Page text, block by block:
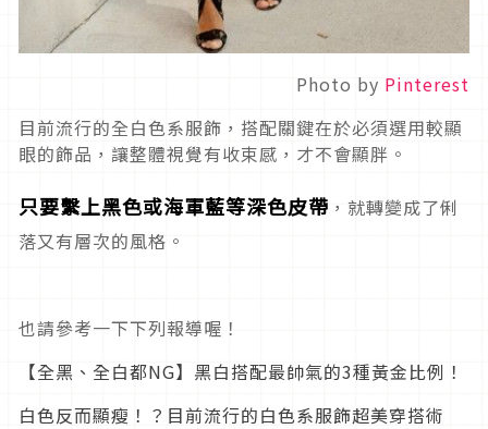
Photo by Pinterest
目前流行的全白色系服飾，搭配關鍵在於必須選用較顯
眼的飾品，讓整體視覺有收束感，才不會顯胖。
只要繫上黑色或海軍藍等深色皮帶 ，就轉變成了俐
落又有層次的風格。
也請參考一下下列報導喔！
【全黑、全白都NG】黑白搭配最帥氣的3種黃金比例！
白色反而顯瘦！？目前流行的白色系服飾超美穿搭術